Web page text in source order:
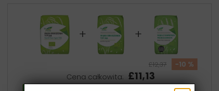
+ +
£12,37
-10 %
Cena całkowita: £11,13